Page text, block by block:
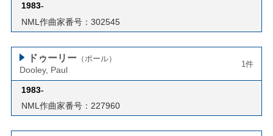
1983-
NML作曲家番号：302545
ドゥーリー （ポール）
Dooley, Paul
1件
1983-
NML作曲家番号：227960